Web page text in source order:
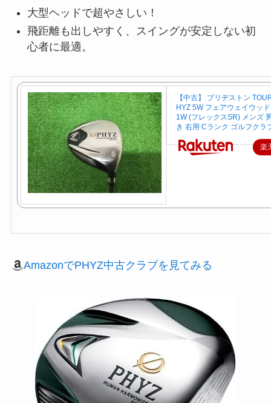
大型ヘッドで超やさしい！
飛距離も出しやすく、スイングが安定しない初
心者に最適。
【中古】 ブリヂストン
HYZ 5W フェアウェイウッ
1W (フレックスSR) メンズ
き 右用 Cランク ゴルフクラ
楽
AmazonでPHYZ中古クラブを見てみる